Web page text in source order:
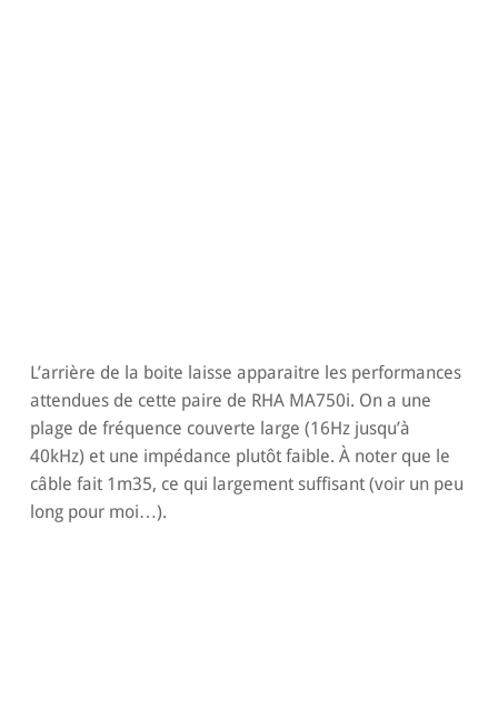
L’arrière de la boite laisse apparaitre les performances
attendues de cette paire de RHA MA750i. On a une
plage de fréquence couverte large (16Hz jusqu’à
40kHz) et une impédance plutôt faible. À noter que le
câble fait 1m35, ce qui largement suffisant (voir un peu
long pour moi…).